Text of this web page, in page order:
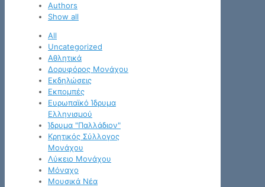
Authors
Show all
All
Uncategorized
Αθλητικά
Δορυφόρος Μονάχου
Εκδηλώσεις
Εκπομπές
Ευρωπαϊκό Ίδρυμα
Ελληνισμού
Ίδρυμα "Παλλάδιον"
Κρητικός Σύλλογος
Μονάχου
Λύκειο Μονάχου
Μόναχο
Μουσικά Νέα